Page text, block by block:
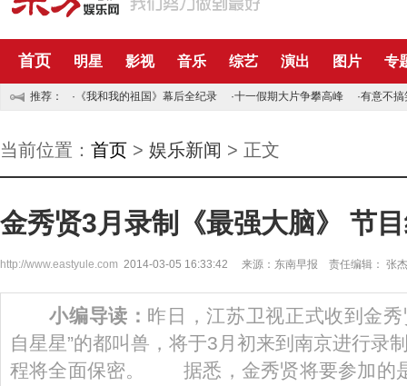
首页 明星 影视 音乐 综艺 演出 图片 专
推荐： · 《我和我的祖国》幕后全纪录 ·十一假期大片争攀高峰 ·有意不搞
当前位置： 首页 > 娱乐新闻 > 正文
金秀贤3月录制《最强大脑》 节
http://www.eastyule.com 2014-03-05 16:33:42 来源：东南早报 责任编辑： 张杰
小编导读： 昨日，江苏卫视正式收到金秀
自星星”的都叫兽，将于3月初来到南京进行录
程将全面保密。 据悉，金秀贤将要参加的